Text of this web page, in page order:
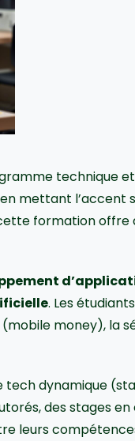
technique
mettant
formation
. Les
money), la
tech dynamique
des stages
leurs